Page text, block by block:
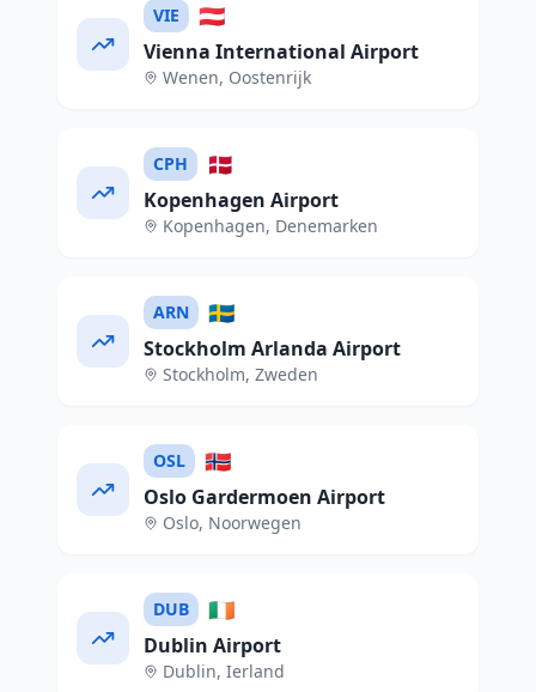
VIE 🇦🇹
Vienna International Airport
Wenen, Oostenrijk
CPH 🇩🇰
Kopenhagen Airport
Kopenhagen, Denemarken
ARN 🇸🇪
Stockholm Arlanda Airport
Stockholm, Zweden
OSL 🇳🇴
Oslo Gardermoen Airport
Oslo, Noorwegen
DUB 🇮🇪
Dublin Airport
Dublin, Ierland